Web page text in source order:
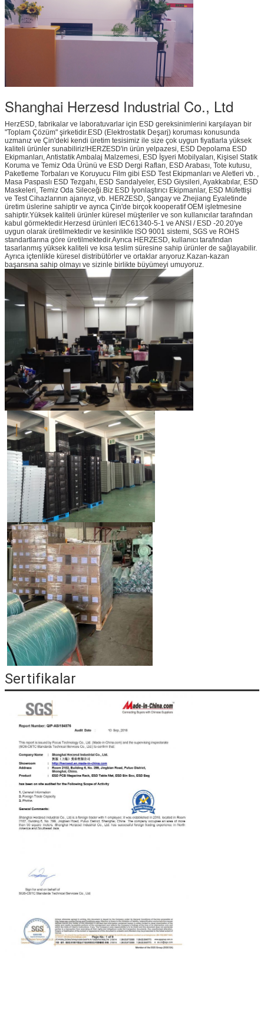
Shanghai Herzesd Industrial Co., Ltd
HerzESD, fabrikalar ve laboratuvarlar için ESD gereksinimlerini karşılayan bir
"Toplam Çözüm" şirketidir.ESD (Elektrostatik Deşarj) koruması konusunda
uzmanız ve Çin'deki kendi üretim tesisimiz ile size çok uygun fiyatlarla yüksek
kaliteli ürünler sunabiliriz!HERZESD'in ürün yelpazesi, ESD Depolama ESD
Ekipmanları, Antistatik Ambalaj Malzemesi, ESD İşyeri Mobilyaları, Kişisel Statik
Koruma ve Temiz Oda Ürünü ve ESD Dergi Rafları, ESD Arabası, Tote kutusu,
Paketleme Torbaları ve Koruyucu Film gibi ESD Test Ekipmanları ve Aletleri vb. ,
Masa Paspaslı ESD Tezgahı, ESD Sandalyeler, ESD Giysileri, Ayakkabılar, ESD
Maskeleri, Temiz Oda Sileceği.Biz ESD İyonlaştırıcı Ekipmanlar, ESD Müfettişi
ve Test Cihazlarının ajanıyız, vb. HERZESD, Şangay ve Zhejiang Eyaletinde
üretim üslerine sahiptir ve ayrıca Çin'de birçok kooperatif OEM işletmesine
sahiptir.Yüksek kaliteli ürünler küresel müşteriler ve son kullanıcılar tarafından
kabul görmektedir.Herzesd ürünleri IEC61340-5-1 ve ANSI / ESD -20.20'ye
uygun olarak üretilmektedir ve kesinlikle ISO 9001 sistemi, SGS ve ROHS
standartlarına göre üretilmektedir.Ayrıca HERZESD, kullanıcı tarafından
tasarlanmış yüksek kaliteli ve kısa teslim süresine sahip ürünler de sağlayabilir.
Ayrıca içtenlikle küresel distribütörler ve ortaklar arıyoruz.Kazan-kazan
başarısına sahip olmayı ve sizinle birlikte büyümeyi umuyoruz.
Sertifikalar